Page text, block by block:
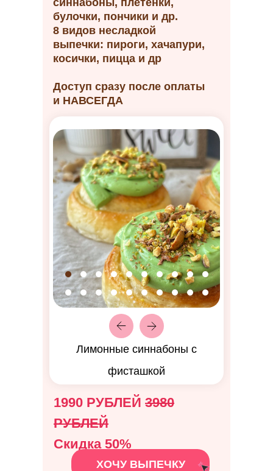
Лимонные синнабоны с
фисташкой
синнабоны, плетенки,
булочки, пончики и др.
8 видов несладкой
выпечки: пироги, хачапури,
косички, пицца и др
Доступ сразу после оплаты
и НАВСЕГДА
1990 РУБЛЕЙ 3980
РУБЛЕЙ
Скидка 50%
ХОЧУ ВЫПЕЧКУ